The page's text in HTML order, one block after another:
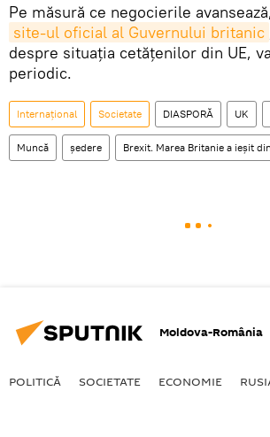
Pe măsură ce negocierile
site-ul oficial al Guvernului britanic
despre situaţia cetăţenilor din UE,
periodic.
Internaţional Societate DIASPORĂ UK
Muncă ședere Brexit. Marea Britanie a ieșit
Moldova-România
POLITICĂ SOCIETATE ECONOMIE